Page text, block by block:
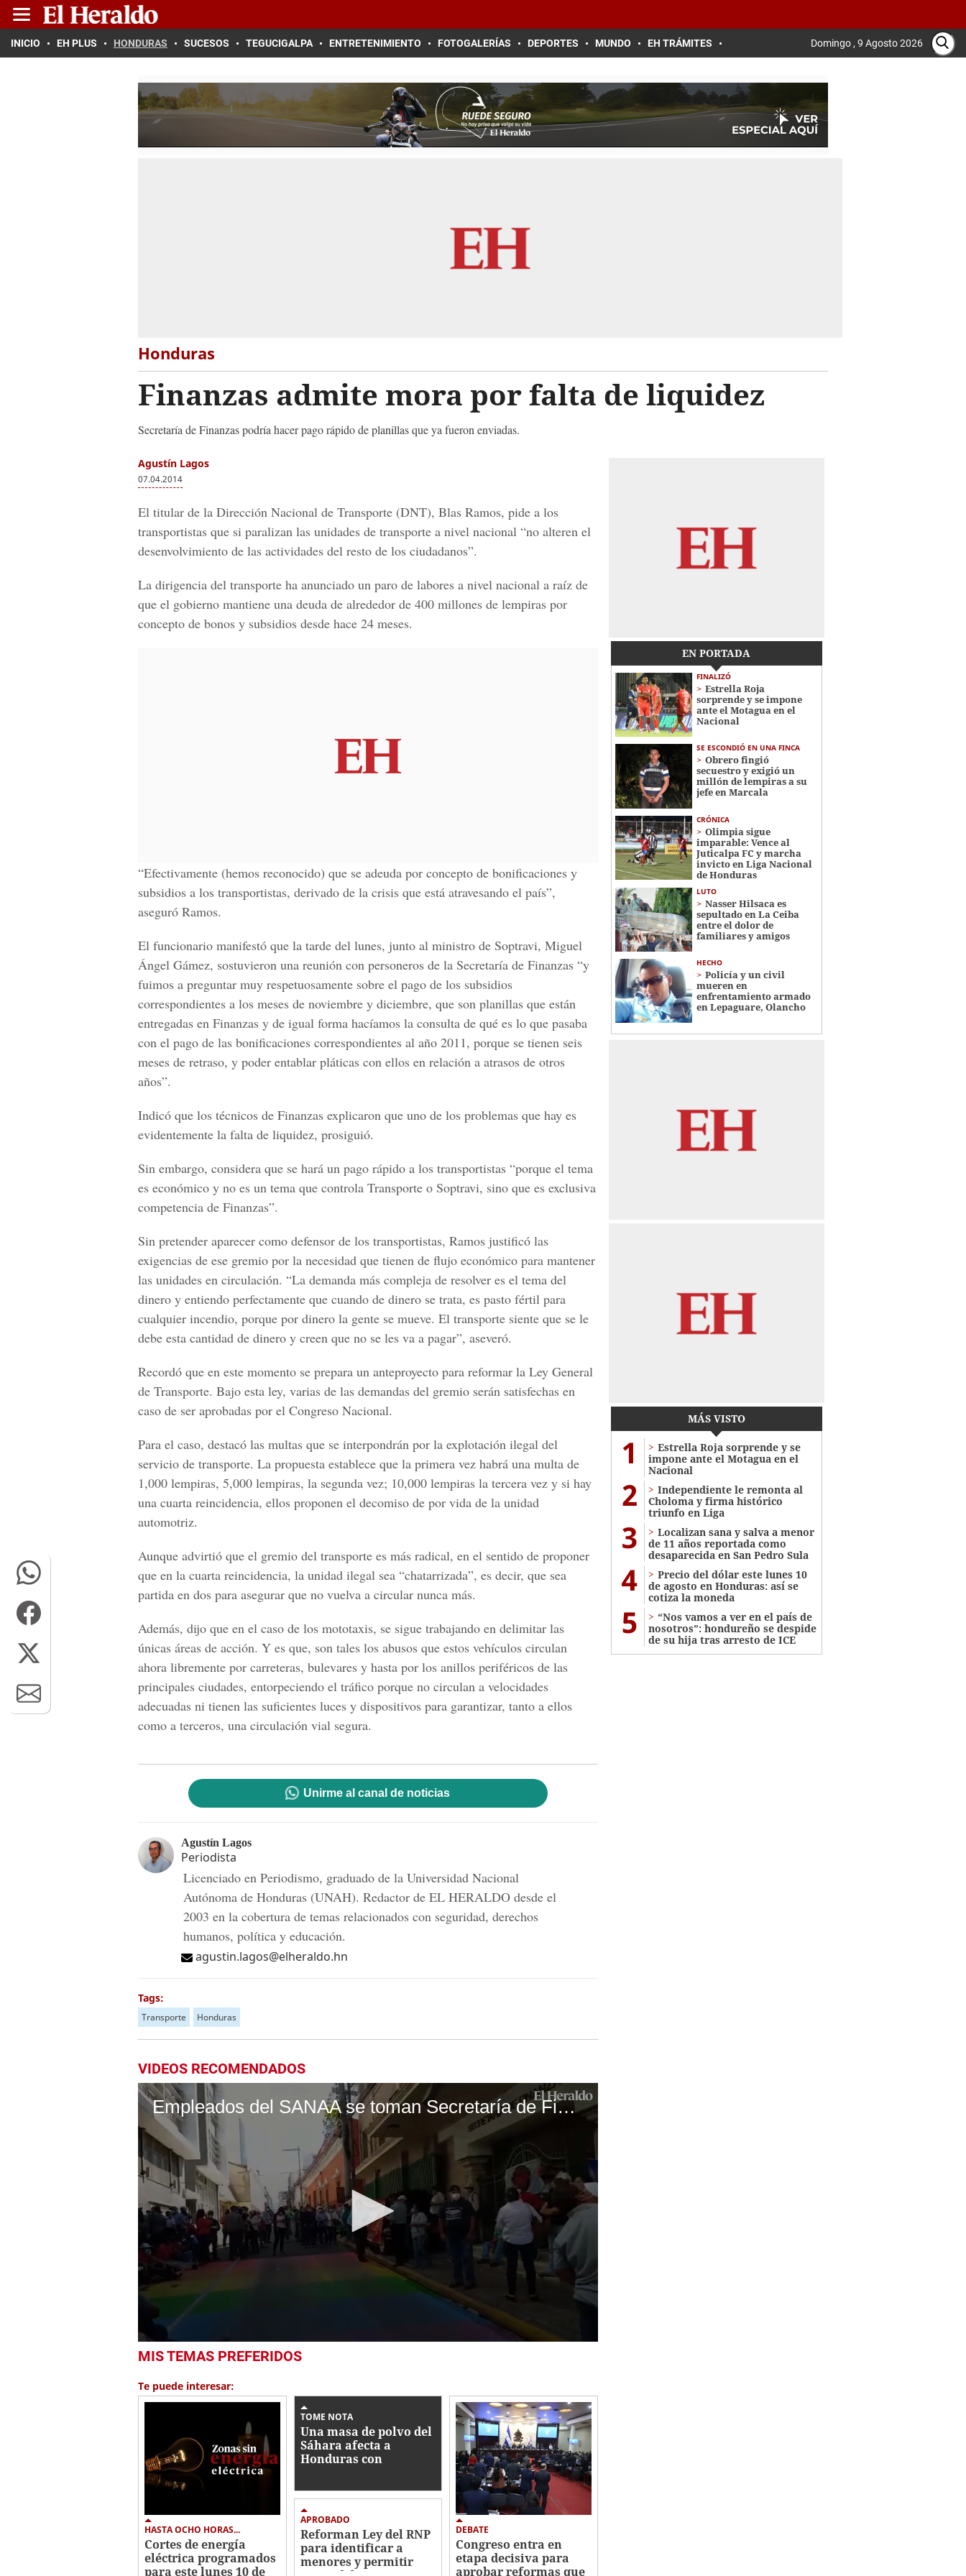
INICIO EH PLUS HONDURAS SUCESOS TEGUCIGALPA ENTRETENIMIENTO FOTOGALERÍAS DEPORTES MUNDO EH TRÁMITES Domingo , 9 Agosto 2026
Honduras
Finanzas admite mora por falta de liquidez
Secretaría de Finanzas podría hacer pago rápido de planillas que ya fueron enviadas.
Agustín Lagos
07.04.2014
El titular de la Dirección Nacional de Transporte (DNT), Blas Ramos, pide a los
transportistas que si paralizan las unidades de transporte a nivel nacional “no alteren el
desenvolvimiento de las actividades del resto de los ciudadanos”.
La dirigencia del transporte ha anunciado un paro de labores a nivel nacional a raíz de
que el gobierno mantiene una deuda de alrededor de 400 millones de lempiras por
concepto de bonos y subsidios desde hace 24 meses.
“Efectivamente (hemos reconocido) que se adeuda por concepto de bonificaciones y
subsidios a los transportistas, derivado de la crisis que está atravesando el país”,
aseguró Ramos.
El funcionario manifestó que la tarde del lunes, junto al ministro de Soptravi, Miguel
Ángel Gámez, sostuvieron una reunión con personeros de la Secretaría de Finanzas “y
fuimos a preguntar muy respetuosamente sobre el pago de los subsidios
correspondientes a los meses de noviembre y diciembre, que son planillas que están
entregadas en Finanzas y de igual forma hacíamos la consulta de qué es lo que pasaba
con el pago de las bonificaciones correspondientes al año 2011, porque se tienen seis
meses de retraso, y poder entablar pláticas con ellos en relación a atrasos de otros
años”.
Indicó que los técnicos de Finanzas explicaron que uno de los problemas que hay es
evidentemente la falta de liquidez, prosiguió.
Sin embargo, considera que se hará un pago rápido a los transportistas “porque el tema
es económico y no es un tema que controla Transporte o Soptravi, sino que es exclusiva
competencia de Finanzas”.
Sin pretender aparecer como defensor de los transportistas, Ramos justificó las
exigencias de ese gremio por la necesidad que tienen de flujo económico para mantener
las unidades en circulación. “La demanda más compleja de resolver es el tema del
dinero y entiendo perfectamente que cuando de dinero se trata, es pasto fértil para
cualquier incendio, porque por dinero la gente se mueve. El transporte siente que se le
debe esta cantidad de dinero y creen que no se les va a pagar”, aseveró.
Recordó que en este momento se prepara un anteproyecto para reformar la Ley General
de Transporte. Bajo esta ley, varias de las demandas del gremio serán satisfechas en
caso de ser aprobadas por el Congreso Nacional.
Para el caso, destacó las multas que se interpondrán por la explotación ilegal del
servicio de transporte. La propuesta establece que la primera vez habrá una multa de
1,000 lempiras, 5,000 lempiras, la segunda vez; 10,000 lempiras la tercera vez y si hay
una cuarta reincidencia, ellos proponen el decomiso de por vida de la unidad
automotriz.
Aunque advirtió que el gremio del transporte es más radical, en el sentido de proponer
que en la cuarta reincidencia, la unidad ilegal sea “chatarrizada”, es decir, que sea
partida en dos para asegurar que no vuelva a circular nunca más.
Además, dijo que en el caso de los mototaxis, se sigue trabajando en delimitar las
únicas áreas de acción. Y es que, son tales los abusos que estos vehículos circulan
ahora libremente por carreteras, bulevares y hasta por los anillos periféricos de las
principales ciudades, entorpeciendo el tráfico porque no circulan a velocidades
adecuadas ni tienen las suficientes luces y dispositivos para garantizar, tanto a ellos
como a terceros, una circulación vial segura.
Unirme al canal de noticias
Agustín Lagos
Periodista
Licenciado en Periodismo, graduado de la Universidad Nacional
Autónoma de Honduras (UNAH). Redactor de EL HERALDO desde el
2003 en la cobertura de temas relacionados con seguridad, derechos
humanos, política y educación.
agustin.lagos@elheraldo.hn
Tags:
Transporte Honduras
VIDEOS RECOMENDADOS
Empleados del SANAA se toman Secretaría de Finanzas por falta de pago
seconds
50
secondsVolume
0%
MIS TEMAS PREFERIDOS
Te puede interesar:
HASTA OCHO HORAS...
Cortes de energía
eléctrica programados
para este lunes 10 de
TOME NOTA
Una masa de polvo del
Sáhara afecta a
Honduras con
partículas
APROBADO
Reforman Ley del RNP
para identificar a
menores y permitir
DEBATE
Congreso entra en
etapa decisiva para
aprobar reformas que
EN PORTADA
FINALIZÓ
Estrella Roja
sorprende y se impone
ante el Motagua en el
Nacional
SE ESCONDIÓ EN UNA FINCA
Obrero fingió
secuestro y exigió un
millón de lempiras a su
jefe en Marcala
CRÓNICA
Olimpia sigue
imparable: Vence al
Juticalpa FC y marcha
invicto en Liga Nacional
de Honduras
LUTO
Nasser Hilsaca es
sepultado en La Ceiba
entre el dolor de
familiares y amigos
HECHO
Policía y un civil
mueren en
enfrentamiento armado
en Lepaguare, Olancho
MÁS VISTO
1
Estrella Roja sorprende y se
impone ante el Motagua en el
Nacional
2
Independiente le remonta al
Choloma y firma histórico
triunfo en Liga
3
Localizan sana y salva a menor
de 11 años reportada como
desaparecida en San Pedro Sula
4
Precio del dólar este lunes 10
de agosto en Honduras: así se
cotiza la moneda
5
“Nos vamos a ver en el país de
nosotros”: hondureño se despide
de su hija tras arresto de ICE